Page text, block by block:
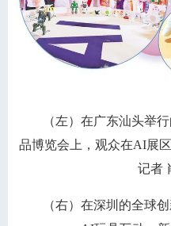
（左）在广东汕头举
品博览会上，观众在AI展
记者
（右）在深圳的全球创